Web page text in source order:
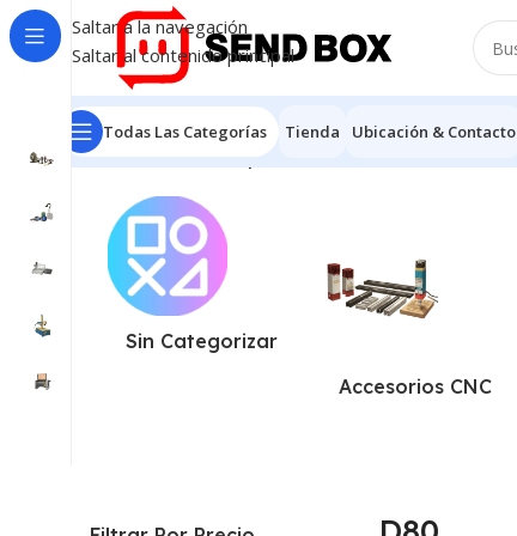
Saltar a la navegación
Saltar al contenido principal
Todas Las Categorías Tienda Ubicación & Contacto
Inicio/Productos etiquetados “D80”
Sin Categorizar
Accesorios CNC